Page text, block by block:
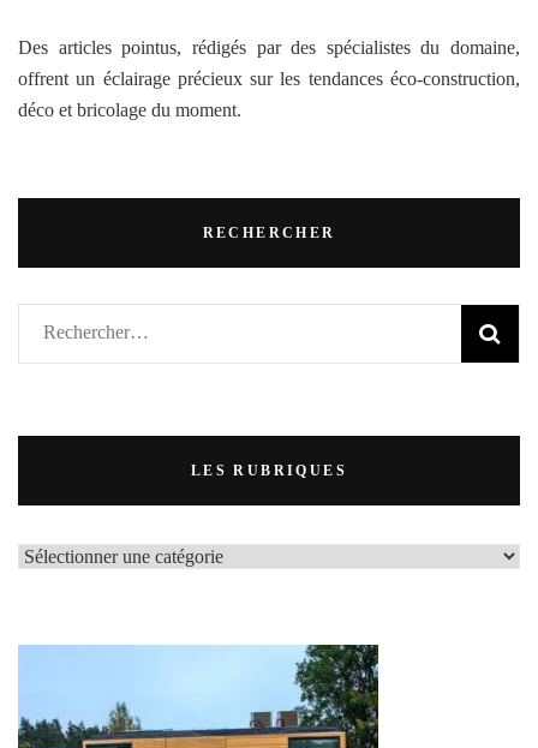
Des articles pointus, rédigés par des spécialistes du domaine,
offrent un éclairage précieux sur les tendances éco-construction,
déco et bricolage du moment.
RECHERCHER
Rechercher :
LES RUBRIQUES
LES